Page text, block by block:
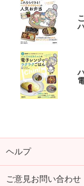
ヘルプ
ご意見お問い合わせ